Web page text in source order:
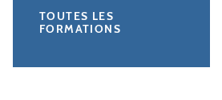
TOUTES LES
FORMATIONS